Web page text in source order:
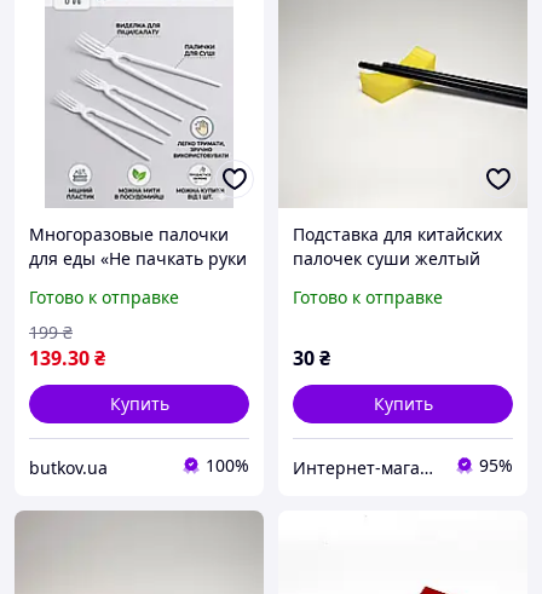
Многоразовые палочки
для еды «Не пачкать руки
Китайские, японские,
корейские палочки
Готово к отправке
139.30₴
199 ₴
Купить
butkov.ua 100%
Подставка для китайских
палочек суши желтый
Готово к отправке
30₴
Купить
Интернет-магазин "Флокси" 95%